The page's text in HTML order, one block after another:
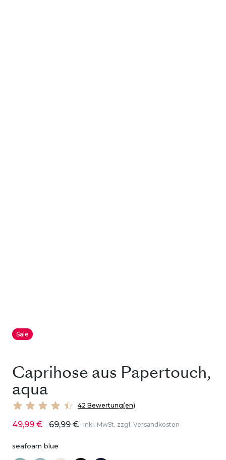
Sale
Caprihose aus Papertouch,
aqua
42 Bewertung(en)
49,99 € 69,99 € inkl. MwSt. zzgl. Versandkosten
seafoam blue